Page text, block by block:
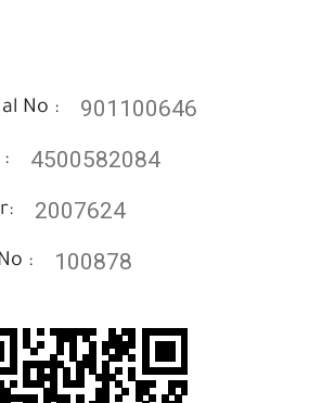
No : 901100646
: 4500582084
2007624
: 100878